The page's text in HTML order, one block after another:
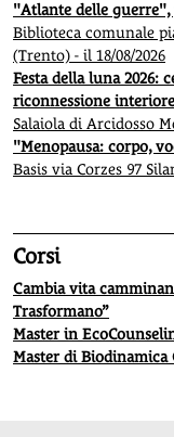
"Atlante delle guerre",
Biblioteca comunale
(Trento) - il 18/08/2026
Festa della luna 2026:
riconnessione interiore
Salaiola di Arcidosso
"Menopausa: corpo,
Basis via Corzes 97
Corsi
Cambia vita
Trasformano”
Master in
Master di Biodinamica